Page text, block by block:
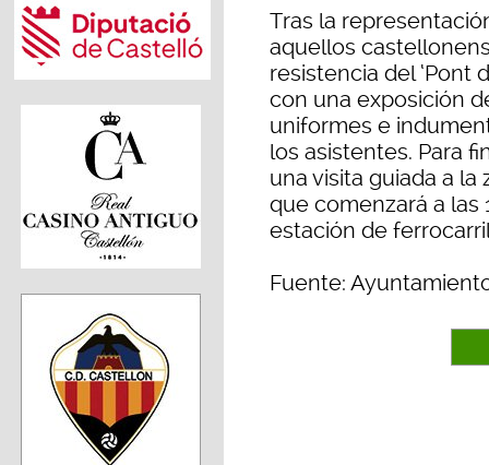
Tras la
aquellos
resistencia del ‘Pont
con una exposición
uniformes e
los asistentes. Para
una visita guiada a
que comenzará a las
estación de
Fuente: